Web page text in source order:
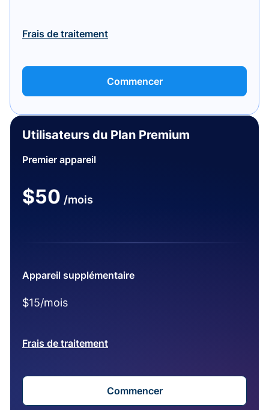
Frais de traitement
Commencer
Utilisateurs du Plan Premium
Premier appareil
$50 /mois
Appareil supplémentaire
$15/mois
Frais de traitement
Commencer